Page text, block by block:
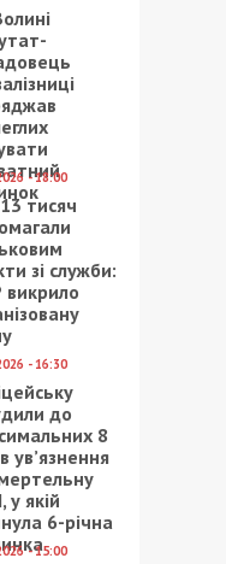
- 18:00
тисяч
зі служби:
- 16:30
до
8
ув’язнення
якій
6-річна
- 15:00